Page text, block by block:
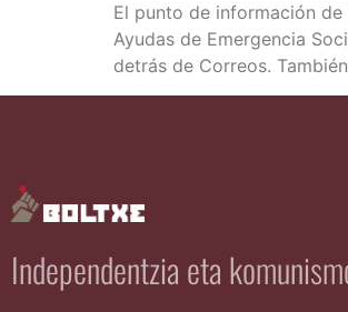
El pun­to de infor­ma­ción de
Ayu­das de Emer­gen­cia
detrás de Correos.
Independentzia eta